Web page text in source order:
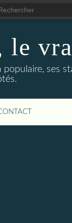
le
ses